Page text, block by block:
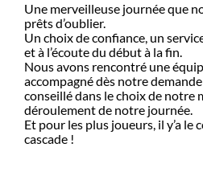
Une merveilleuse journée que
prêts d’oublier.
Un choix de confiance, un
et à l’écoute du début à la fin.
Nous avons rencontré une
accompagné dès notre
conseillé dans le choix de notre
déroulement de notre journée.
Et pour les plus joueurs, il y’a le
cascade !